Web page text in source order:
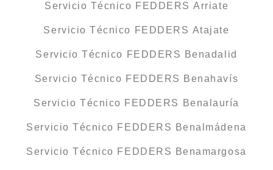
Servicio Técnico FEDDERS Arriate
Servicio Técnico FEDDERS Atajate
Servicio Técnico FEDDERS Benadalid
Servicio Técnico FEDDERS Benahavís
Servicio Técnico FEDDERS Benalauría
Servicio Técnico FEDDERS Benalmádena
Servicio Técnico FEDDERS Benamargosa